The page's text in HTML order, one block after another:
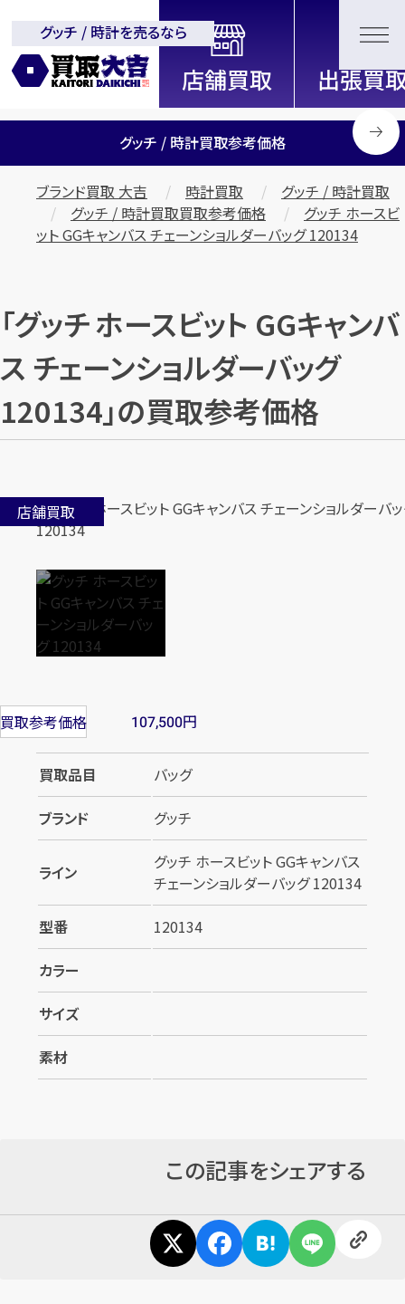
全国2000店舗以上展開中！
信頼と実績の買取専門店「買取大
吉」
グッチ / 時計を売るなら
グッチ / 時計買取参考価格
ブランド買取 大吉 時計買取
グッチ / 時計買取
グッチ / 時計買取買取参考価格
グッチ ホースビ
ット GGキャンバス チェーンショルダーバッグ 120134
「グッチ ホースビット GGキャンバ
ス チェーンショルダーバッグ
120134」の買取参考価格
店舗買取
買取参考価格 107,500円
買取品目
バッグ
ブランド
グッチ
ライン
グッチ ホースビット GGキャンバス
チェーンショルダーバッグ 120134
型番
120134
カラー
サイズ
素材
この記事をシェアする